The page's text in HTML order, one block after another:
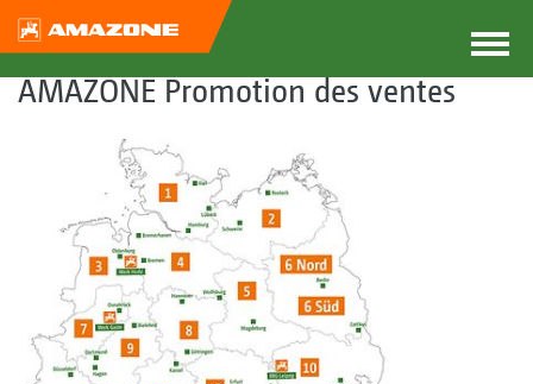
AMAZONE Promotion des ventes